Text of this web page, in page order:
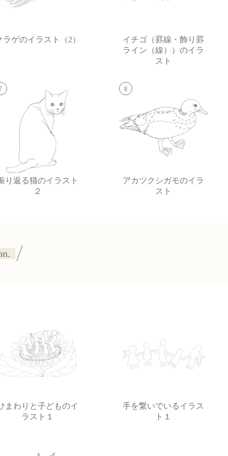
ラゲのイラスト（2）
イチゴ（罫線・飾り罫
ライン（線））のイラ
スト
り返る猫のイラスト
２
8
アカツクシガモのイラ
スト
まわりと子どものイ
ラスト１
手を繋いでいるイラス
ト１